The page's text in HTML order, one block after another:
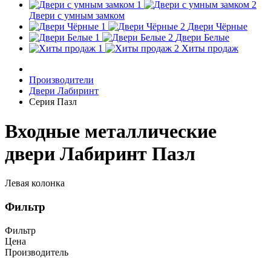
Двери с умным замком
Двери Чёрные
Двери Белые
Хиты продаж
Производители
Двери Лабиринт
Серия Пазл
Входные металлические
двери Лабиринт Пазл
Левая колонка
Фильтр
Фильтр
Цена
Производитель